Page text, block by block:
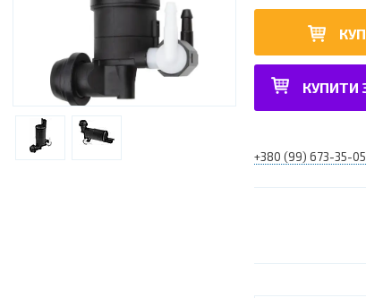
КУПИТИ
+380 (99) 673-35-05